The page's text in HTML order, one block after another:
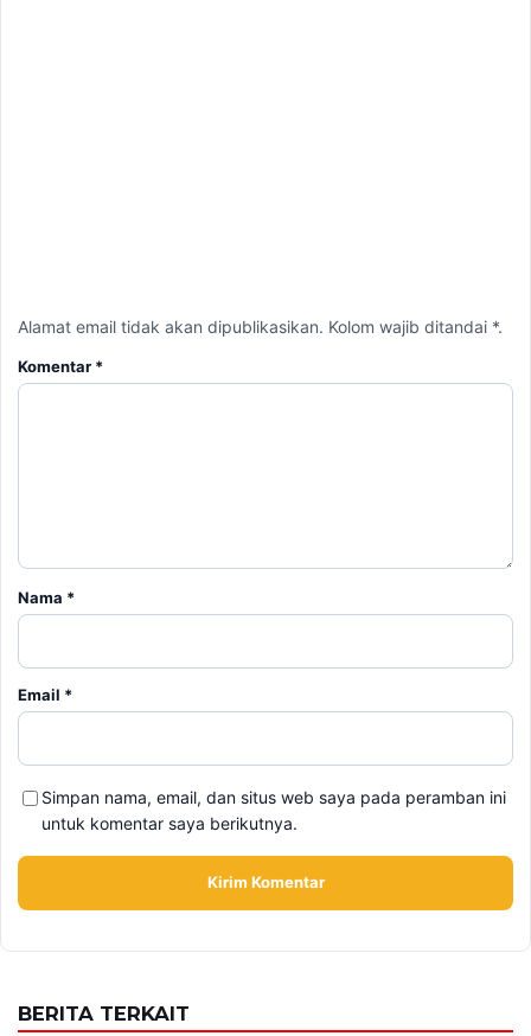
Simpan nama, email, dan situs web saya pada peramban ini
BERITA TERKAIT
Nama Febrio Adiono Muncul dalam Kasus Sutrimo,
Kirim Pesan Haru untuk Mendiang Ayah